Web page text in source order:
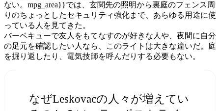
ない。mpg_area}}では、玄関先の照明から裏庭のフェンス周
りのちょっとしたセキュリティ強化まで、あらゆる用途に使
っている人を見てきた。
バーベキューで友人をもてなすのが好きな人や、夜間に自分
の足元を確認したい人なら、このライトは大きな違いだ。庭
を掘り返したり、電気技師を呼んだりする必要もない。
なぜLeskovacの人々が増えてい